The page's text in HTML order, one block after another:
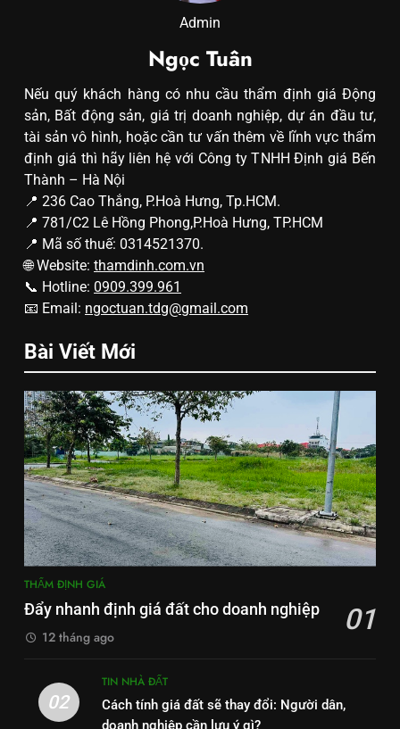
Admin
Ngọc Tuân
Nếu quý khách hàng có nhu cầu thẩm định giá Động
sản, Bất động sản, giá trị doanh nghiệp, dự án đầu tư,
tài sản vô hình, hoặc cần tư vấn thêm về lĩnh vực thẩm
định giá thì hãy liên hệ với Công ty TNHH Định giá Bến
Thành – Hà Nội
📍 236 Cao Thắng, P.Hoà Hưng, Tp.HCM.
📍 781/C2 Lê Hồng Phong,P.Hoà Hưng, TP.HCM
📍 Mã số thuế: 0314521370.
🌐 Website: thamdinh.com.vn
📞 Hotline: 0909.399.961
📧 Email: ngoctuan.tdg@gmail.com
Bài Viết Mới
THẨM ĐỊNH GIÁ
Đẩy nhanh định giá đất cho doanh nghiệp 01
12 tháng ago
02
TIN NHÀ ĐẤT
Cách tính giá đất sẽ thay đổi: Người dân,
doanh nghiệp cần lưu ý gì?